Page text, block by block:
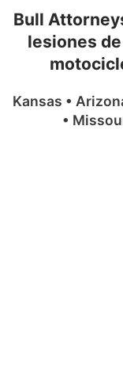
Bull
lesiones
Kansas •
•